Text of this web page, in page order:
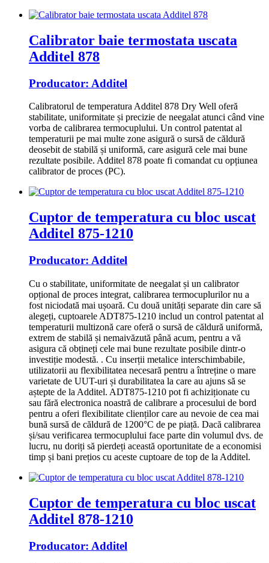
Calibrator baie termostata uscata
Additel 878
Producator: Additel
Calibratorul de temperatura Additel 878 Dry Well oferă
stabilitate, uniformitate și precizie de neegalat atunci când vine
vorba de calibrarea termocuplului. Un control patentat al
temperaturii pe mai multe zone asigură o sursă de căldură
deosebit de stabilă și uniformă, care asigură cele mai bune
rezultate posibile. Additel 878 poate fi comandat cu opțiunea
calibrator de proces (PC).
Cuptor de temperatura cu bloc uscat
Additel 875-1210
Producator: Additel
Cu o stabilitate, uniformitate de neegalat și un calibrator
opțional de proces integrat, calibrarea termocuplurilor nu a
fost niciodată mai ușoară. Cu două unități separate din care să
alegeți, cuptoarele ADT875-1210 includ un control patentat al
temperaturii multizonă care oferă o sursă de căldură uniformă,
extrem de stabilă și nemaivăzută până acum, pentru a vă
asigura că obțineți cele mai bune rezultate posibile dintr-o
investiție modestă. . Cu inserții metalice interschimbabile,
utilizatorii au flexibilitatea necesară pentru a întreține o mare
varietate de UUT-uri și durabilitatea la care au ajuns să se
aștepte de la Additel. ADT875-1210 pot fi achiziționate cu
sau fără electronica noastră de calibrare a procesului de bord
pentru a oferi flexibilitate clienților care au nevoie de cea mai
bună sursă de căldură de 1200°C de pe piață. Dacă calibrarea
și/sau verificarea termocuplului face parte din volumul dvs. de
lucru, nu doriți să pierdeți această oportunitate de a economisi
timp și bani prețios cu aceste cuptoare de top de la Additel.
Cuptor de temperatura cu bloc uscat
Additel 878-1210
Producator: Additel